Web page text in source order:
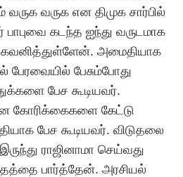
வருக என திமுக சார்பில்
கடந்த ஐந்து வருடமாக
கவனித்துள்ளேன். அமைதியாக
பேசும்போது
பேச கூடியவர்.
கோரிக்கைகளை கேட்டு
பேச கூடியவர். விடுதலை
ராஜினாமா செய்வது
பார்த்தேன். அரசியல்